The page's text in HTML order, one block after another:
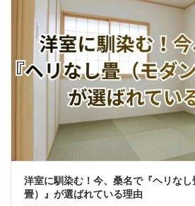
洋室に馴染む！今、桑名で『ヘリな
畳）』が選ばれている理由